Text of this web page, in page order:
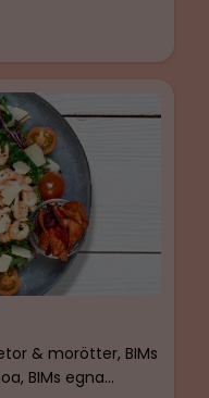
toppas
rostade sesamfrön.
& morötter, BIMs
BIMs egna